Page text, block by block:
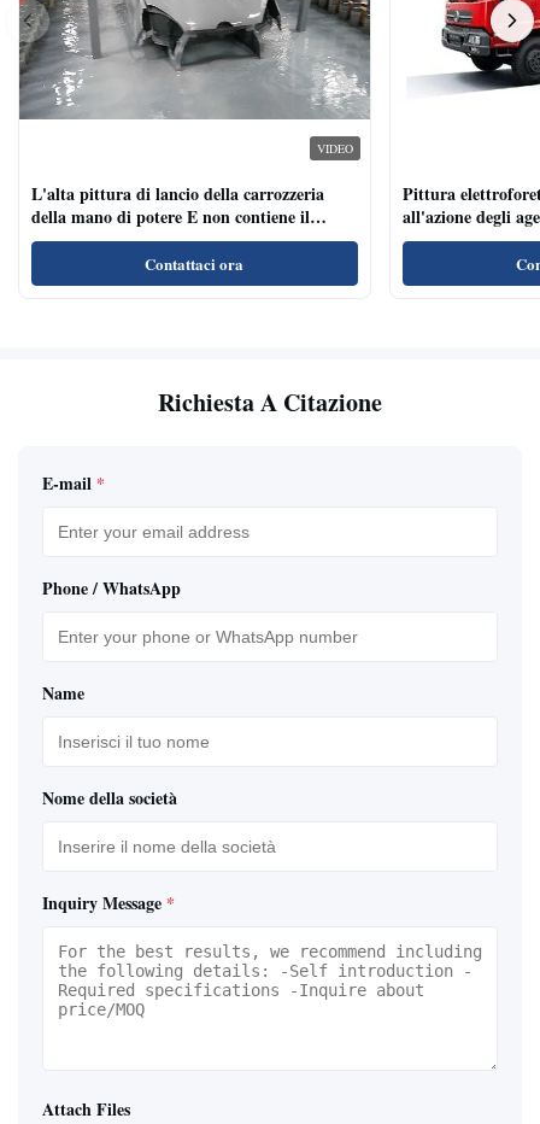
VIDEO
L'alta pittura di lancio della carrozzeria
della mano di potere E non contiene il
metallo pesante
Contattaci ora
Pittura
all'azione degli
per i veicoli
Richiesta A Citazione
E-mail *
Phone / WhatsApp
Name
Nome della società
Inquiry Message *
Attach Files